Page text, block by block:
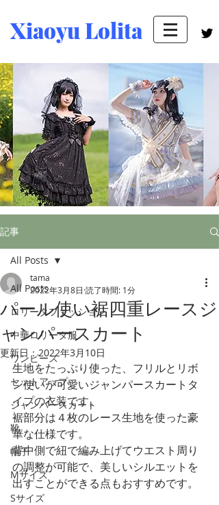
Xiaoyu Lolita
記事
All Posts
ロリータファッション
中華ロリータ服
ワンピース
セットアップ
ジャンパースカート
靴
帽子
Mサイズ
Sサイズ
All Posts
パール使い裾四重レースジ
ャンパースカート
tama
2022年3月8日 読了時間: 1分
更新日：2022年3月10日
生地をたっぷり使った、フリルとリボ
ン使いが可愛いジャンパースカートタ
イプの衣装です。
裾部分は４枚のレース生地を使った豪
華な仕様です。
背中側で紐で編み上げてウエスト周り
の調整が可能で、美しいシルエットを
出すことができる点もおすすめです。